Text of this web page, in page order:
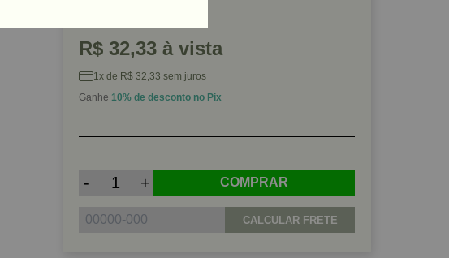
R$ 32,33 à vista
1x de R$ 32,33 sem juros
Ganhe 10% de desconto no Pix
- + COMPRAR
CALCULAR FRETE